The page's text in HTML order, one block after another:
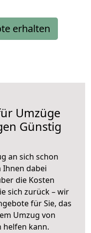
erhalten
Umzüge
Günstig
an sich schon
dabei
die Kosten
sich zurück – wir
für Sie, das
Umzug von
helfen kann.